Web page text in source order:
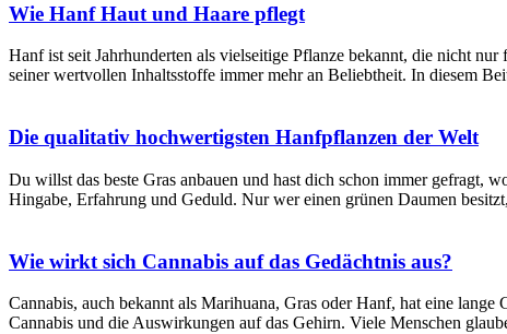
Wie Hanf Haut und Haare pflegt
Hanf ist seit Jahrhunderten als vielseitige Pflanze bekannt, die nicht
seiner wertvollen Inhaltsstoffe immer mehr an Beliebtheit. In diesem
Die qualitativ hochwertigsten Hanfpflanzen der Welt
Du willst das beste Gras anbauen und hast dich schon immer gefragt,
Hingabe, Erfahrung und Geduld. Nur wer einen grünen Daumen
Wie wirkt sich Cannabis auf das Gedächtnis aus?
Cannabis, auch bekannt als Marihuana, Gras oder Hanf, hat eine
Cannabis und die Auswirkungen auf das Gehirn. Viele Menschen